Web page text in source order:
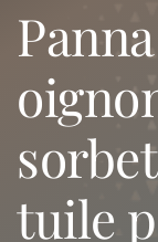
panna cotta aux
tuile